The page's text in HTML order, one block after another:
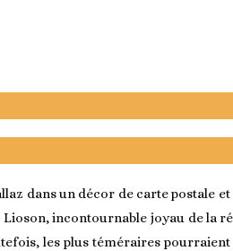
dans un décor de carte postale
Lioson, incontournable joyau de la
les plus téméraires